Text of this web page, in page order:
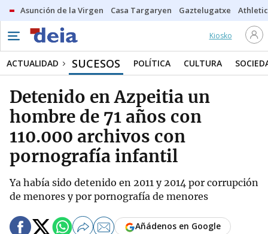
Asunción de la Virgen Casa Targaryen Gaztelugatxe Athletic
Kiosko
ACTUALIDAD SUCESOS POLÍTICA CULTURA
Detenido en Azpeitia un
hombre de 71 años con
110.000 archivos con
pornografía infantil
Ya había sido detenido en 2011 y 2014 por corrupción
de menores y por pornografía de menores
Añádenos en Google